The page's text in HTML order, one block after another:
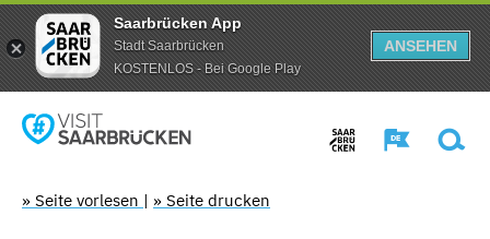
Saarbrücken App
Stadt Saarbrücken
KOSTENLOS - Bei Google Play
ANSEHEN
» Seite vorlesen | » Seite drucken